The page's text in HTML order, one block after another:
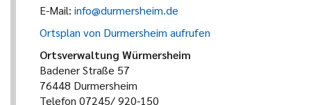
E-Mail: info@durmersheim.de
Ortsplan von Durmersheim aufrufen
Ortsverwaltung Würmersheim
Badener Straße 57
76448 Durmersheim
Telefon 07245/ 920-150